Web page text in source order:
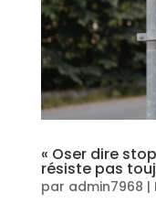
« Oser dire
résiste pas
par admin7968 |